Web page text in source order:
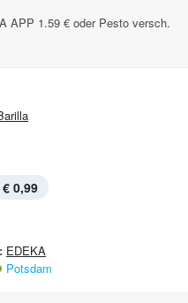
APP 1.59 € oder Pesto versch.
€ 0,99
EDEKA
Potsdam